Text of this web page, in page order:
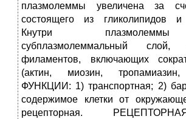
плазмолеммы увеличена за
состоящего из гликолипидов и
Кнутри
субплазмолеммальный
филаментов, включающих
(актин, миозин, тропамиазин,
ФУНКЦИИ: 1) транспортная; 2)
содержимое клетки от
рецепторная.